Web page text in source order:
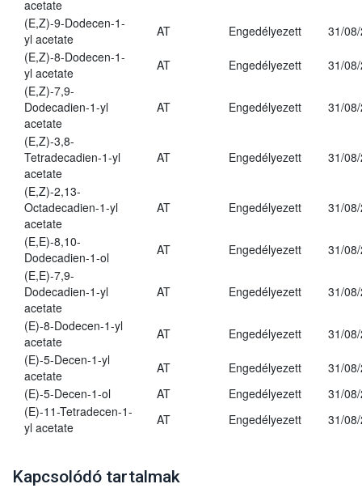
acetate
(E,Z)-9-Dodecen-1-
yl acetate
AT Engedélyezett
31/
(E,Z)-8-Dodecen-1-
yl acetate
AT Engedélyezett
31/
(E,Z)-7,9-
Dodecadien-1-yl
acetate
AT Engedélyezett 31/
(E,Z)-3,8-
Tetradecadien-1-yl
acetate
AT Engedélyezett 31/
(E,Z)-2,13-
Octadecadien-1-yl
acetate
AT Engedélyezett 31/
(E,E)-8,10-
Dodecadien-1-ol
AT Engedélyezett
31/
(E,E)-7,9-
Dodecadien-1-yl
acetate
AT Engedélyezett 31/
(E)-8-Dodecen-1-yl
acetate
AT Engedélyezett
31/
(E)-5-Decen-1-yl
acetate
AT Engedélyezett
31/
(E)-5-Decen-1-ol
AT Engedélyezett
31/
(E)-11-Tetradecen-1-
yl acetate
AT Engedélyezett 31/
Kapcsolódó tartalmak